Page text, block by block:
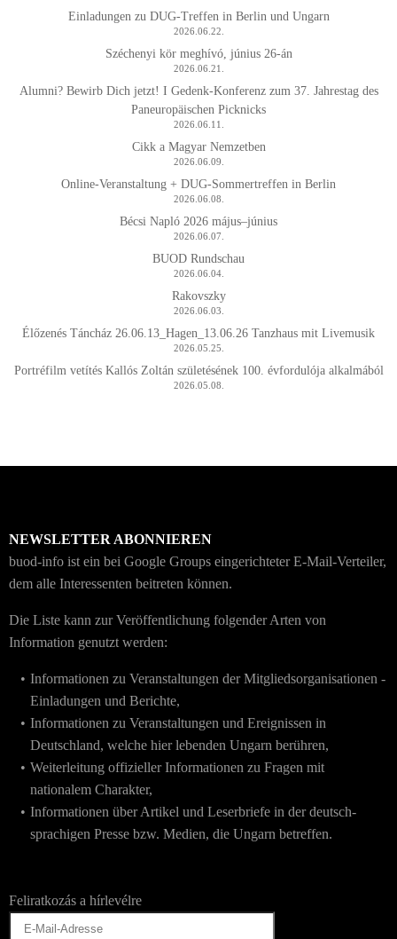
Einladungen zu DUG-Treffen in Berlin und Ungarn
2026.06.22.
Széchenyi kör meghívó, június 26-án
2026.06.21.
Alumni? Bewirb Dich jetzt! I Gedenk-Konferenz zum 37. Jahrestag des
Paneuropäischen Picknicks
2026.06.11.
Cikk a Magyar Nemzetben
2026.06.09.
Online-Veranstaltung + DUG-Sommertreffen in Berlin
2026.06.08.
Bécsi Napló 2026 május–június
2026.06.07.
BUOD Rundschau
2026.06.04.
Rakovszky
2026.06.03.
Élőzenés Táncház 26.06.13_Hagen_13.06.26 Tanzhaus mit Livemusik
2026.05.25.
Portréfilm vetítés Kallós Zoltán születésének 100. évfordulója alkalmából
2026.05.08.
NEWSLETTER ABONNIEREN
buod-info ist ein bei Google Groups eingerichteter E-Mail-Verteiler,
dem alle Interessenten beitreten können.
Die Liste kann zur Veröffentlichung folgender Arten von
Information genutzt werden:
Informationen zu Veranstaltungen der Mitgliedsorganisationen -
Einladungen und Berichte,
Informationen zu Veranstaltungen und Ereignissen in
Deutschland, welche hier lebenden Ungarn berühren,
Weiterleitung offizieller Informationen zu Fragen mit
nationalem Charakter,
Informationen über Artikel und Leserbriefe in der deutsch-
sprachigen Presse bzw. Medien, die Ungarn betreffen.
Feliratkozás a hírlevélre